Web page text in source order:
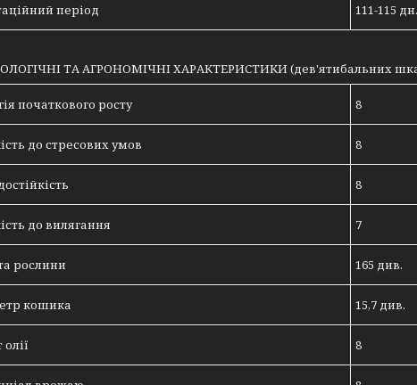
період 111-115 дн.
ТА АГРОНОМІЧНІ ХАРАКТЕРИСТИКИ (дев'ятибальних
початкового росту 8
до стресових умов 8
8
до вилягання 7
рослини 165 див.
кошика 15,7 див.
8